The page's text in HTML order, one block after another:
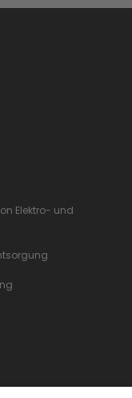
Elektro- und